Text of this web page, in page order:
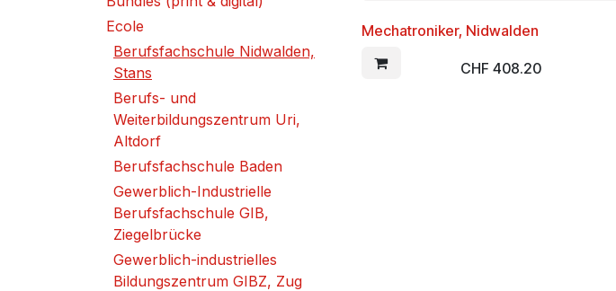
Ecole
Berufsfachschule Nidwalden,
Stans
Berufs- und
Weiterbildungszentrum Uri,
Altdorf
Berufsfachschule Baden
Gewerblich-Industrielle
Berufsfachschule GIB,
Ziegelbrücke
Gewerblich-industrielles
Bildungszentrum GIBZ, Zug
Mechatroniker, Nidwalden
CHF 408.20